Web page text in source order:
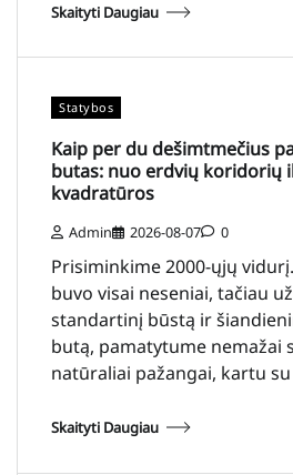
Skaityti Daugiau
Statybos
Kaip per du dešimtmečius
butas: nuo erdvių koridorių
kvadratūros
Admin 2026-08-07 0
Prisiminkime 2000-ųjų
buvo visai neseniai, tačiau
standartinį būstą ir
butą, pamatytume nemažai
natūraliai pažangai, kartu
Skaityti Daugiau